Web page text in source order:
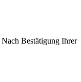
Nach Bestätigung Ihrer